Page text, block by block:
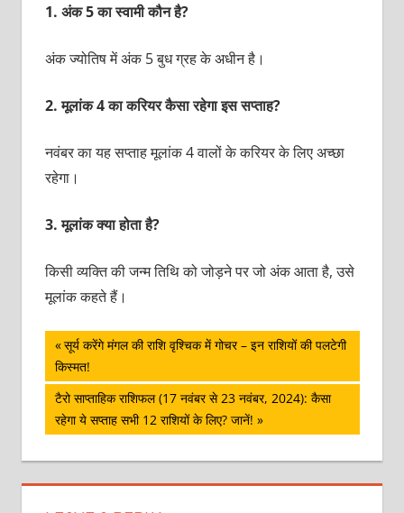
1. अंक 5 का स्वामी कौन है?
अंक ज्योतिष में अंक 5 बुध ग्रह के अधीन है।
2.मूलांक 4 का करियर कैसा रहेगा इस सप्ताह?
नवंबर का यह सप्ताह मूलांक 4 वालों के करियर के लिए अच्छा
रहेगा।
3.मूलांक क्या होता है?
किसी व्यक्ति की जन्म तिथि को जोड़ने पर जो अंक आता है, उसे
मूलांक कहते हैं।
पोस्ट
नेविगेशन
Previous
Post:
सूर्य करेंगे मंगल की राशि वृश्चिक में गोचर – इन राशियों की पलटेगी
किस्‍मत!
Next
Post:
टैरो साप्ताहिक राशिफल (17 नवंबर से 23 नवंबर, 2024): कैसा
रहेगा ये सप्ताह सभी 12 राशियों के लिए? जानें!